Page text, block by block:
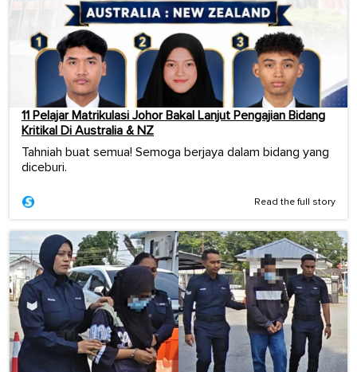
11 Pelajar Matrikulasi Johor Bakal Lanjut Pengajian Bidang
Kritikal Di Australia & NZ
Tahniah buat semua! Semoga berjaya dalam bidang yang
diceburi.
Read the full story